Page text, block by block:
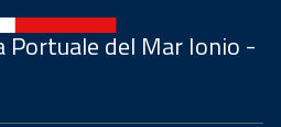
del Mar Ionio -